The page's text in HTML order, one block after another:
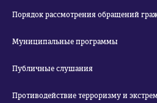
Порядок рассмотрения обращений
Муниципальные программы
Публичные слушания
Противодействие терроризму и